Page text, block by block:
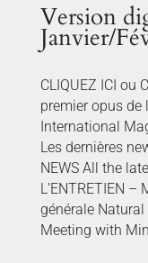
Version
Janvier/
CLIQUEZ ICI ou
premier opus de
International
Les dernières
NEWS All the
L’ENTRETIEN
générale Natural
Meeting with